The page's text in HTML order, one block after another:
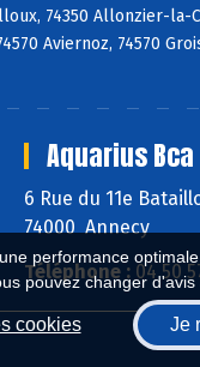
performance
pouvez changer
cookies Je
74350 Allonzier-la-
Aviernoz, 74570
Aquarius Bca
6 Rue du 11e
74000 Annecy
Téléphone : 04 50